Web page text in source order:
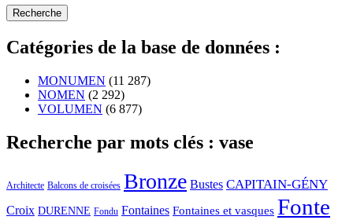
Catégories de la base de données :
MONUMEN (11 287)
NOMEN (2 292)
VOLUMEN (6 877)
Recherche par mots clés : vase
Architecte Balcons de croisées Bronze Bustes CAPITAIN-GÉNY
Croix DURENNE Fondu Fontaines Fontaines et vasques Fonte